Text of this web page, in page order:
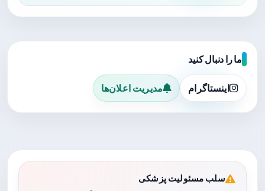
ما را دنبال کنید
اینستاگرام مدیریت اعلان‌ها
سلب مسئولیت پزشکی